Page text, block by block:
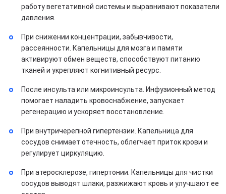
работу вегетативной системы и выравнивают показатели
давления.
При снижении концентрации, забывчивости,
рассеянности. Капельницы для мозга и памяти
активируют обмен веществ, способствуют питанию
тканей и укрепляют когнитивный ресурс.
После инсульта или микроинсульта. Инфузионный метод
помогает наладить кровоснабжение, запускает
регенерацию и ускоряет восстановление.
При внутричерепной гипертензии. Капельница для
сосудов снимает отечность, облегчает приток крови и
регулирует циркуляцию.
При атеросклерозе, гипертонии. Капельницы для чистки
сосудов выводят шлаки, разжижают кровь и улучшают ее